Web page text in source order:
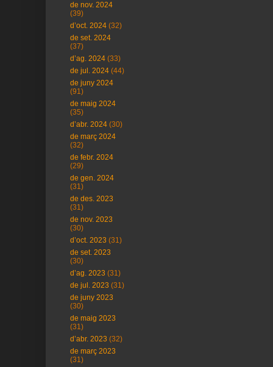
de nov. 2024
(39)
d’oct. 2024 (32)
de set. 2024
(37)
d’ag. 2024 (33)
de jul. 2024 (44)
de juny 2024
(91)
de maig 2024
(35)
d’abr. 2024 (30)
de març 2024
(32)
de febr. 2024
(29)
de gen. 2024
(31)
de des. 2023
(31)
de nov. 2023
(30)
d’oct. 2023 (31)
de set. 2023
(30)
d’ag. 2023 (31)
de jul. 2023 (31)
de juny 2023
(30)
de maig 2023
(31)
d’abr. 2023 (32)
de març 2023
(31)